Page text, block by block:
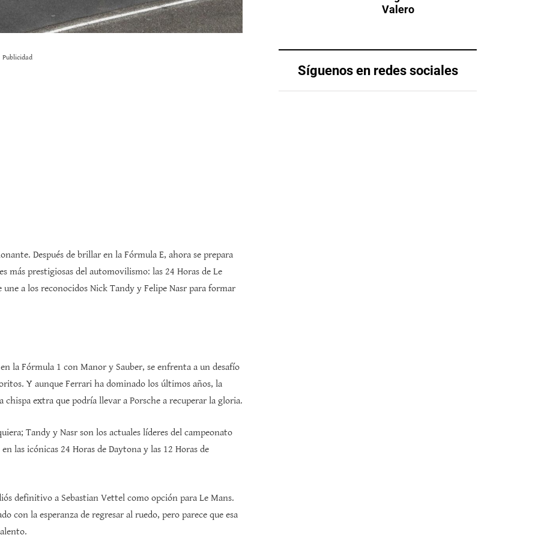
Publicidad
Después de brillar en la Fórmula E, ahora se prepara
más prestigiosas del automovilismo: las 24 Horas de Le
a los reconocidos Nick Tandy y Felipe Nasr para formar
la Fórmula 1 con Manor y Sauber, se enfrenta a un desafío
Y aunque Ferrari ha dominado los últimos años, la
extra que podría llevar a Porsche a recuperar la gloria.
Tandy y Nasr son los actuales líderes del campeonato
las icónicas 24 Horas de Daytona y las 12 Horas de
definitivo a Sebastian Vettel como opción para Le Mans.
con la esperanza de regresar al ruedo, pero parece que esa
Valero
Síguenos en redes sociales